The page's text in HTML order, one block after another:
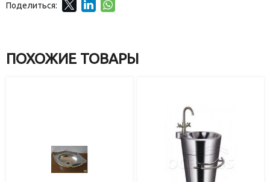
Поделиться:
ПОХОЖИЕ ТОВАРЫ